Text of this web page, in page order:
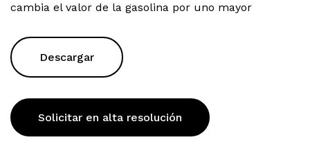
cambia el valor de la gasolina por uno mayor
Descargar
Solicitar en alta resolución